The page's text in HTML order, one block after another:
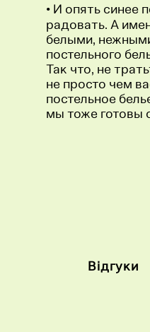
• И опять синее
радовать. А
белыми,
постельного
Так что, не
не просто чем
постельное
мы тоже готовы
Відгуки